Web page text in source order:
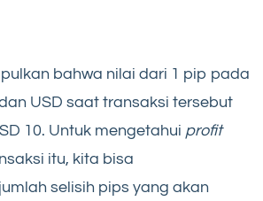
bahwa nilai dari 1 pip pada
USD saat transaksi tersebut
10. Untuk mengetahui profit
itu, kita bisa
selisih pips yang akan